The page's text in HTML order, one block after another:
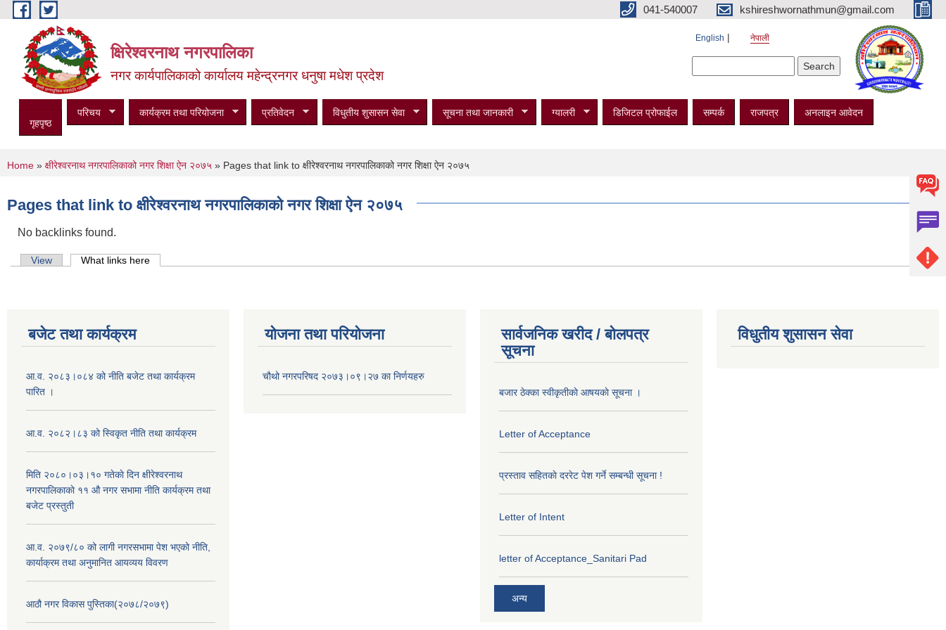
Skip to main content 041-540007 kshireshwornathmun@gmail.com
क्षिरेश्वरनाथ नगरपालिका
नगर कार्यपालिकाको कार्यालय महेन्द्रनगर धनुषा मधेश प्रदेश
English नेपाली
गृहपृष्ठ
परिचय कार्यक्रम तथा परियोजना प्रतिवेदन विधुतीय शुसासन सेवा सूचना तथा जानकारी ग्यालरी डिजिटल प्रोफाईल सम्पर्क राजपत्र अनलाइन आवेदन
You are here
Home » क्षीरेश्वरनाथ नगरपालिकाको नगर शिक्षा ऐन २०७५ » Pages that link to क्षीरेश्वरनाथ नगरपालिकाको नगर शिक्षा ऐन २०७५
Pages that link to क्षीरेश्वरनाथ नगरपालिकाको नगर शिक्षा ऐन २०७५
No backlinks found.
Primary tabs
View What links here
बजेट तथा कार्यक्रम
आ.व. २०८३।०८४ को नीति बजेट तथा कार्यक्रम
पारित ।
आ.व. २०८२।८३ को स्विकृत नीति तथा कार्यक्रम
मिति २०८०।०३।१० गतेकाे दिन क्षीरेश्वरनाथ
नगरपालिकाकाे ११ ‍औ नगर सभामा नीति कार्यक्रम तथा
बजेट प्रस्तुती
आ.व. २०७९/८० को लागी नगरसभामा पेश भएको नीति,
कार्याक्रम तथा अनुमानित आयव्यय विवरण
आठौ नगर विकास पुस्तिका(२०७८/२०७९)
योजना तथा परियोजना
चौथो नगरपरिषद २०७३।०९।२७ का निर्णयहरु
सार्वजनिक खरीद / बोलपत्र
सूचना
बजार ठेक्का स्वीकृतीकाे आषयकाे सूचना ।
Letter of Acceptance
प्रस्ताव सहितकाे दररेट पेश गर्ने सम्बन्धी सूचना !
Letter of Intent
letter of Acceptance_Sanitari Pad
अन्य
विधुतीय शुसासन सेवा